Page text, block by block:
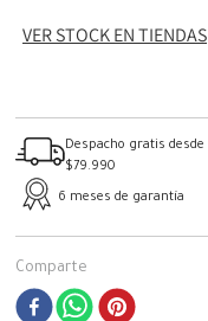
VER STOCK EN TIENDAS
Despacho gratis desde
$79.990
6 meses de garantía
Comparte